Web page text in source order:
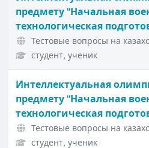
предмету "Начальная
технологическая
Тестовые вопросы на
студент, ученик
Интеллектуальная
предмету "Начальная
технологическая
Тестовые вопросы на
студент, ученик